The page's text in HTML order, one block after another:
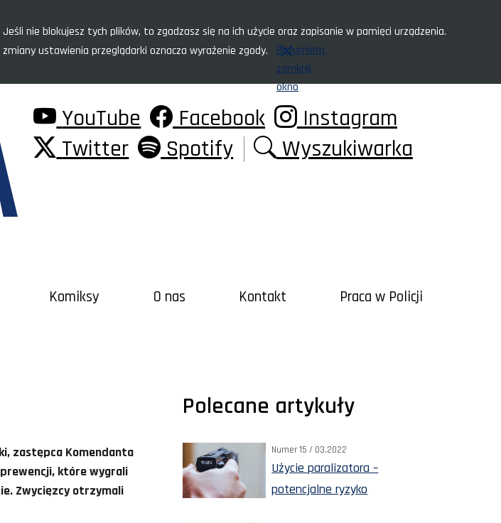
nie blokujesz tych plików, to zgadzasz się na ich użycie oraz zapisanie w pamięci urządzenia.
ustawienia przeglądarki oznacza wyrażenie zgody.
Rozumiem,
zamknij
okno
YouTube Facebook
Instagram
Twitter
Spotify Wyszukiwarka
Komiksy O nas Kontakt Praca w Policji
zastępca Komendanta
które wygrali
Zwycięzcy otrzymali
Polecane artykuły
Numer 15 / 03.2022
Użycie paralizatora –
potencjalne ryzyko